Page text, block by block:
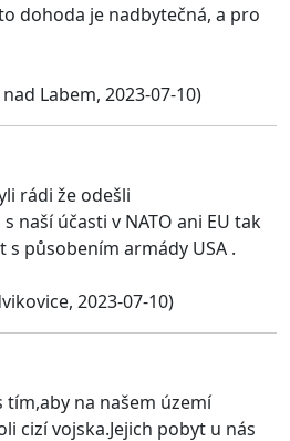
dohoda je nadbytečná, a pro
Labem, 2023-07-10)
rádi že odešli
naší účasti v NATO ani EU tak
působením armády USA .
2023-07-10)
tím,aby na našem území
cizí vojska.Jejich pobyt u nás